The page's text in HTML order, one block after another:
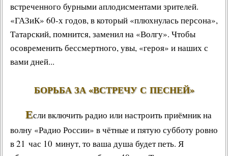
встреченного бурными аплодисментами зрителей.
«ГАЗиК» 60-х годов, в который «плюхнулась персона»,
Татарский, помнится, заменил на «Волгу». Чтобы
осовременить бессмертного, увы, «героя» и наших с
вами дней...
БОРЬБА ЗА «ВСТРЕЧУ С ПЕСНЕЙ»
Если включитьрадио или настроить приёмник на
волну «Радио России» в чётные и пятую субботу ровно
в 21 час 10 минут, то ваша душа будет петь. Я